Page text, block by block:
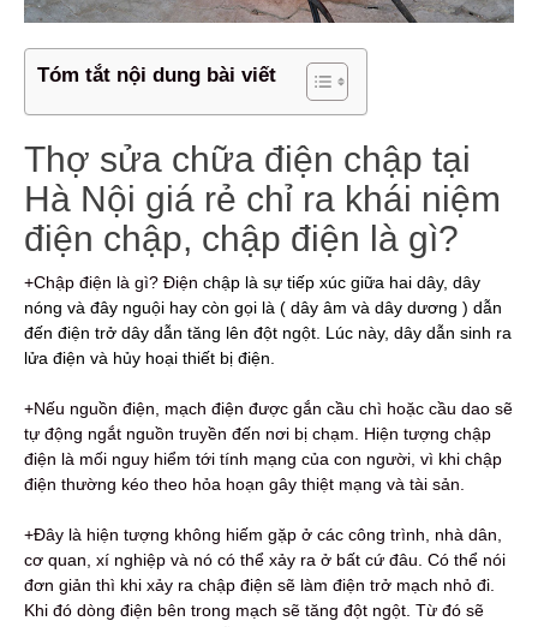
Tóm tắt nội dung bài viết
Thợ sửa chữa điện chập tại
Hà Nội giá rẻ chỉ ra khái niệm
điện chập, chập điện là gì?
+Chập điện là gì? Điện chập là sự tiếp xúc giữa hai dây, dây
nóng và đây nguội hay còn gọi là ( dây âm và dây dương ) dẫn
đến điện trở dây dẫn tăng lên đột ngột. Lúc này, dây dẫn sinh ra
lửa điện và hủy hoại thiết bị điện.
+Nếu nguồn điện, mạch điện được gắn cầu chì hoặc cầu dao sẽ
tự động ngắt nguồn truyền đến nơi bị chạm. Hiện tượng chập
điện là mối nguy hiểm tới tính mạng của con người, vì khi chập
điện thường kéo theo hỏa hoạn gây thiệt mạng và tài sản.
+Đây là hiện tượng không hiếm gặp ở các công trình, nhà dân,
cơ quan, xí nghiệp và nó có thể xảy ra ở bất cứ đâu. Có thể nói
đơn giản thì khi xảy ra chập điện sẽ làm điện trở mạch nhỏ đi.
Khi đó dòng điện bên trong mạch sẽ tăng đột ngột. Từ đó sẽ